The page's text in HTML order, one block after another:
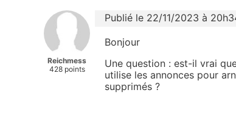
Reichmess
428 points
Publié le 22/11/2023 à
Bonjour
Une question : est-il vrai
utilise les annonces pour
supprimés ?